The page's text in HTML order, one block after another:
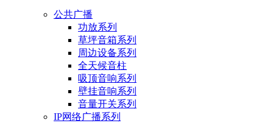
公共广播
功放系列
草坪音箱系列
周边设备系列
全天候音柱
吸顶音响系列
壁挂音响系列
音量开关系列
IP网络广播系列